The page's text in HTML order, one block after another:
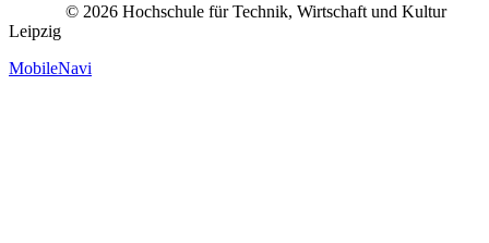
© 2026 Hochschule für Technik, Wirtschaft und Kultur
Leipzig
MobileNavi